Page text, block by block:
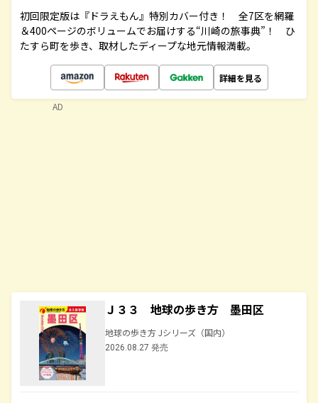
初回限定版は『ドラえもん』特別カバー付き！ 全7区を網羅
＆400ページのボリュームでお届けする“川崎の旅事典”！ ひ
たすら町を歩き、取材したディープな地元情報満載。
詳細を見る
Ｊ３３ 地球の歩き方 墨田区
地球の歩き方 Jシリーズ（国内）
2026.08.27 発売
AD